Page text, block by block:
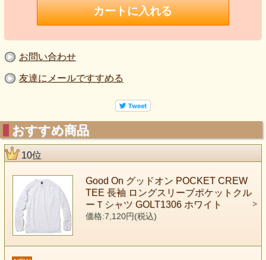
お問い合わせ
友達にメールですすめる
おすすめ商品
10位
Good On グッドオン POCKET CREW
TEE 長袖 ロングスリーブポケットクル
ーＴシャツ GOLT1306 ホワイト
価格:7,120円(税込)